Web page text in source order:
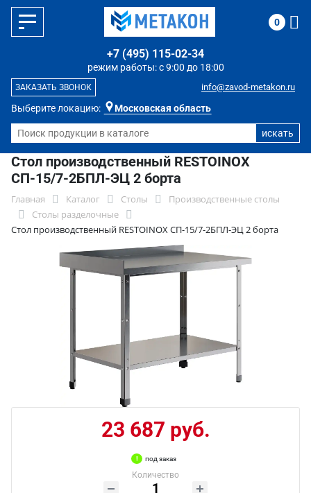
Выберите локацию: Московская область
режим работы: с 9:00 до 18:00
+7 (495) 115-02-34
info@zavod-metakon.ru
ЗАКАЗАТЬ ЗВОНОК
0
Стол производственный RESTOINOX
СП-15/7-2БПЛ-ЭЦ 2 борта
Главная Каталог Столы
Производственные столы
Столы разделочные
Стол производственный RESTOINOX СП-15/7-2БПЛ-ЭЦ 2 борта
23 687 руб.
под заказ
Количество